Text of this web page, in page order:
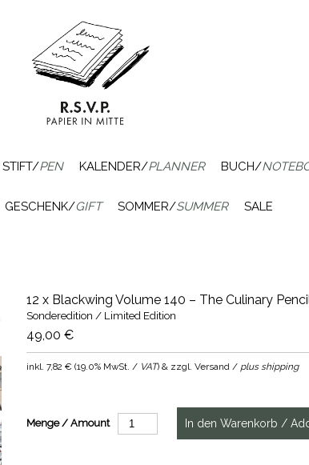
STIFT/PEN KALENDER/PLANNER BUCH/
GESCHENK/GIFT SOMMER/SUMMER SALE
12 x Blackwing Volume 140 – The Culinary
Sonderedition / Limited Edition
49,00 €
inkl. 7,82 € (19.0% MwSt. / VAT) & zzgl. Versand / plus shipping
Menge / Amount